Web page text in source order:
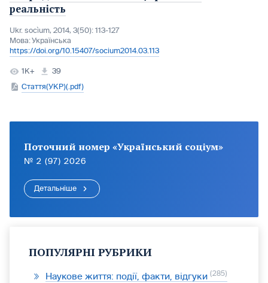
реальність
Ukr. socìum, 2014, 3(50): 113-127
Мова:Українська
https://doi.org/10.15407/socium2014.03.113
1K+
39
Стаття(УКР)(.pdf)
Поточний номер «Український соціум»
№ 2 (97) 2026
Детальніше
ПОПУЛЯРНІ РУБРИКИ
Наукове життя: події, факти, відгуки 285